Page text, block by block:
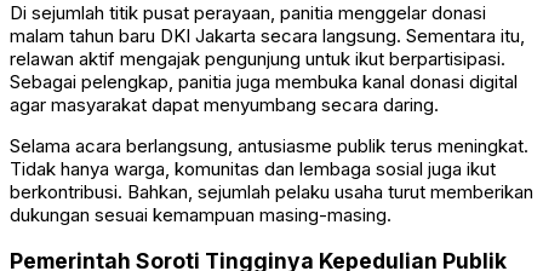
Di sejumlah titik pusat perayaan, panitia menggelar donasi
malam tahun baru DKI Jakarta secara langsung. Sementara itu,
relawan aktif mengajak pengunjung untuk ikut berpartisipasi.
Sebagai pelengkap, panitia juga membuka kanal donasi digital
agar masyarakat dapat menyumbang secara daring.
Selama acara berlangsung, antusiasme publik terus meningkat.
Tidak hanya warga, komunitas dan lembaga sosial juga ikut
berkontribusi. Bahkan, sejumlah pelaku usaha turut memberikan
dukungan sesuai kemampuan masing-masing.
Pemerintah Soroti Tingginya Kepedulian Publik